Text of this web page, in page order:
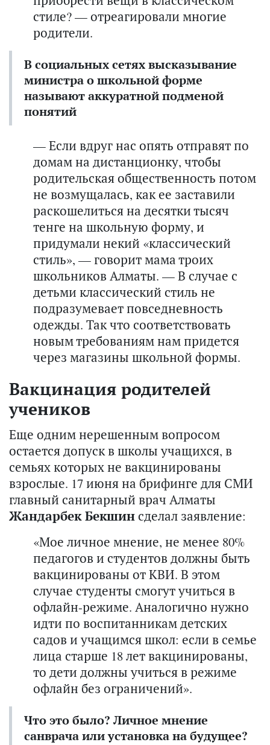
стиле? — отреагировали многие
родители.
В социальных сетях высказывание
министра о школьной форме
называют аккуратной подменой
понятий
— Если вдруг нас опять отправят по
домам на дистанционку, чтобы
родительская общественность потом
не возмущалась, как ее заставили
раскошелиться на десятки тысяч
тенге на школьную форму, и
придумали некий «классический
стиль», — говорит мама троих
школьников Алматы. — В случае с
детьми классический стиль не
подразумевает повседневность
одежды. Так что соответствовать
новым требованиям нам придется
через магазины школьной формы.
Вакцинация родителей
учеников
Еще одним нерешенным вопросом
остается допуск в школы учащихся, в
семьях которых не вакцинированы
взрослые. 17 июня на брифинге для СМИ
главный санитарный врач Алматы
Жандарбек Бекшинсделал заявление:
«Мое личное мнение, не менее 80%
педагогов и студентов должны быть
вакцинированы от КВИ. В этом
случае студенты смогут учиться в
офлайн-режиме. Аналогично нужно
идти по воспитанникам детских
садов и учащимся школ: если в семье
лица старше 18 лет вакцинированы,
то дети должны учиться в режиме
офлайн без ограничений».
Что это было? Личное мнение
санврача или установка на будущее?